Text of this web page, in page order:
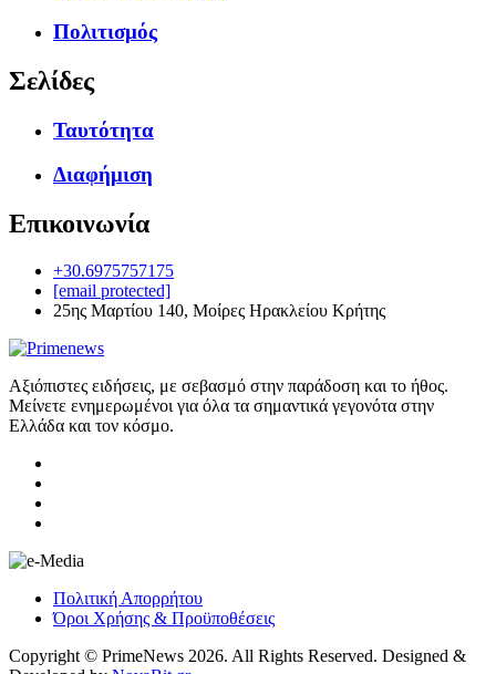
Πολιτισμός
Σελίδες
Ταυτότητα
Διαφήμιση
Επικοινωνία
+30.6975757175
[email protected]
25ης Μαρτίου 140, Μοίρες Ηρακλείου Κρήτης
Αξιόπιστες ειδήσεις, με σεβασμό στην παράδοση και το ήθος.
Μείνετε ενημερωμένοι για όλα τα σημαντικά γεγονότα στην
Ελλάδα και τον κόσμο.
Πολιτική Απορρήτου
Όροι Χρήσης & Προϋποθέσεις
Copyright © PrimeNews 2026. All Rights Reserved. Designed &